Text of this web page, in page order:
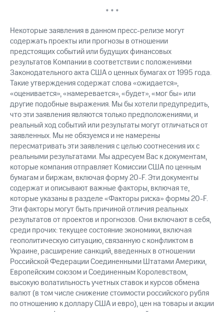
* * *
Некоторые заявления в данном пресс-релизе могут
содержать проекты или прогнозы в отношении
предстоящих событий или будущих финансовых
результатов Компании в соответствии с положениями
Законодательного акта США о ценных бумагах от 1995 года.
Такие утверждения содержат слова «ожидается»,
«оценивается», «намеревается», «будет», «мог бы» или
другие подобные выражения. Мы бы хотели предупредить,
что эти заявления являются только предположениями, и
реальный ход событий или результаты могут отличаться от
заявленных. Мы не обязуемся и не намерены
пересматривать эти заявления с целью соотнесения их с
реальными результатами. Мы адресуем Вас к документам,
которые компания отправляет Комиссии США по ценным
бумагам и биржам, включая форму 20-F. Эти документы
содержат и описывают важные факторы, включая те,
которые указаны в разделе «Факторы риска» формы 20-F.
Эти факторы могут быть причиной отличия реальных
результатов от проектов и прогнозов. Они включают в себя,
среди прочих: текущее состояние экономики, включая
геополитическую ситуацию, связанную с конфликтом в
Украине, расширение санкций, введенных в отношении
Российской Федерации Соединенными Штатами Америки,
Европейским союзом и Соединенным Королевством,
высокую волатильность учетных ставок и курсов обмена
валют (в том числе снижение стоимости российского рубля
по отношению к доллару США и евро), цен на товары и акции